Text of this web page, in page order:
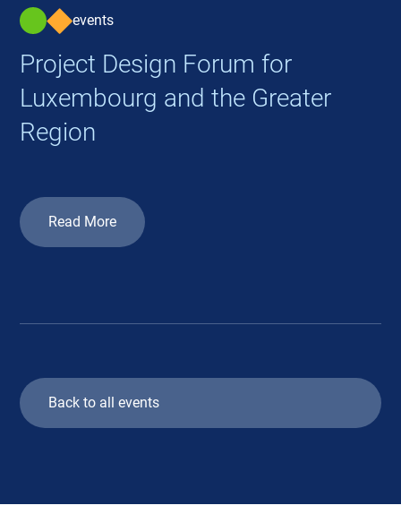
events
Project Design Forum for
Luxembourg and the Greater
Region
Read More
Back to all events